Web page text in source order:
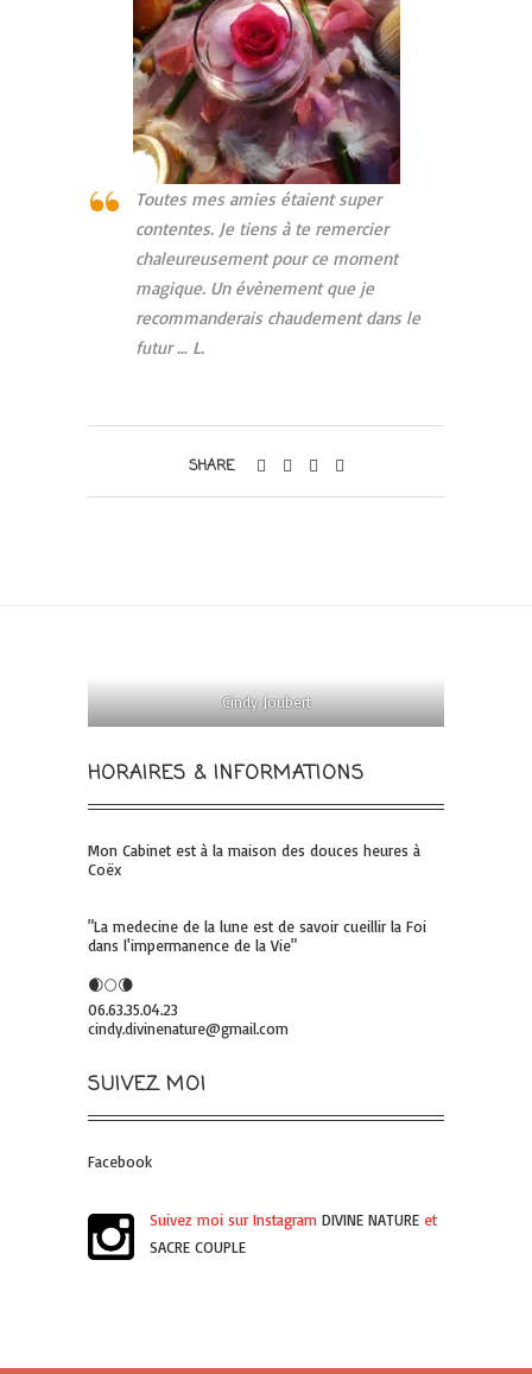
Toutes mes amies étaient super
contentes. Je tiens à te remercier
chaleureusement pour ce moment
magique. Un évènement que je
recommanderais chaudement dans le
futur … L.
SHARE
Cindy Joubert
HORAIRES & INFORMATIONS
Mon Cabinet est à la maison des douces heures à
Coëx
"La medecine de la lune est de savoir cueillir la Foi
dans l'impermanence de la Vie"
🌒🌕🌘
06.63.35.04.23
cindy.divinenature@gmail.com
SUIVEZ MOI
Facebook
Suivez moi sur Instagram DIVINE NATURE et
SACRE COUPLE